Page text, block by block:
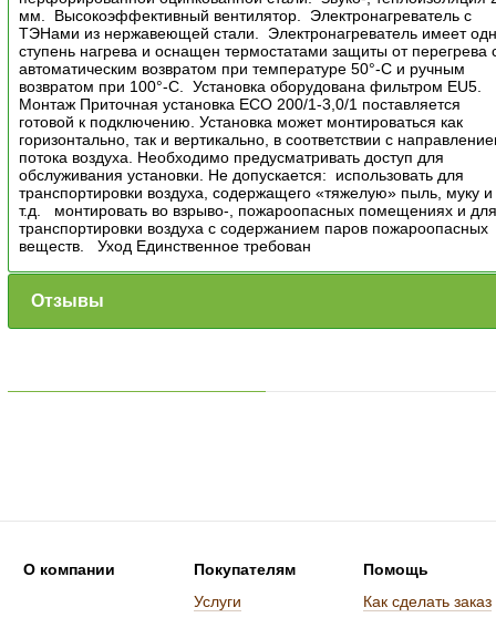
мм. Высокоэффективный вентилятор. Электронагреватель с
ТЭНами из нержавеющей стали. Электронагреватель имеет
ступень нагрева и оснащен термостатами защиты от перегрева
автоматическим возвратом при температуре 50°-С и ручным
возвратом при 100°-С. Установка оборудована фильтром EU5.
Монтаж Приточная установка ECO 200/1-3,0/1 поставляется
готовой к подключению. Установка может монтироваться как
горизонтально, так и вертикально, в соответствии с
потока воздуха. Необходимо предусматривать доступ для
обслуживания установки. Не допускается: использовать для
транспортировки воздуха, содержащего «тяжелую» пыль, муку и
т.д. монтировать во взрыво-, пожароопасных помещениях и
транспортировки воздуха с содержанием паров пожароопасных
веществ. Уход Единственное требован
Отзывы
О компании
Покупателям
Услуги
Помощь
Как сделать заказ